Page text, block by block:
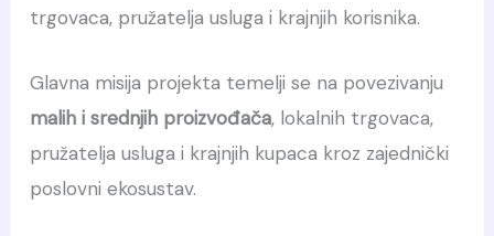
trgovaca, pružatelja usluga i krajnjih korisnika.
Glavna misija projekta temelji se na povezivanju
malih i srednjih proizvođača, lokalnih trgovaca,
pružatelja usluga i krajnjih kupaca kroz zajednički
poslovni ekosustav.